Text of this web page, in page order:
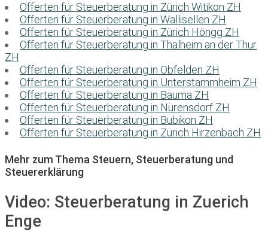
Offerten für Steuerberatung in Zürich Witikon ZH
Offerten für Steuerberatung in Wallisellen ZH
Offerten für Steuerberatung in Zürich Höngg ZH
Offerten für Steuerberatung in Thalheim an der Thur
ZH
Offerten für Steuerberatung in Obfelden ZH
Offerten für Steuerberatung in Unterstammheim ZH
Offerten für Steuerberatung in Bauma ZH
Offerten für Steuerberatung in Nürensdorf ZH
Offerten für Steuerberatung in Bubikon ZH
Offerten für Steuerberatung in Zürich Hirzenbach ZH
Mehr zum Thema Steuern, Steuerberatung und
Steuererklärung
Video: Steuerberatung in Zuerich
Enge